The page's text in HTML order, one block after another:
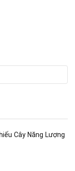
Cây Năng Lượng